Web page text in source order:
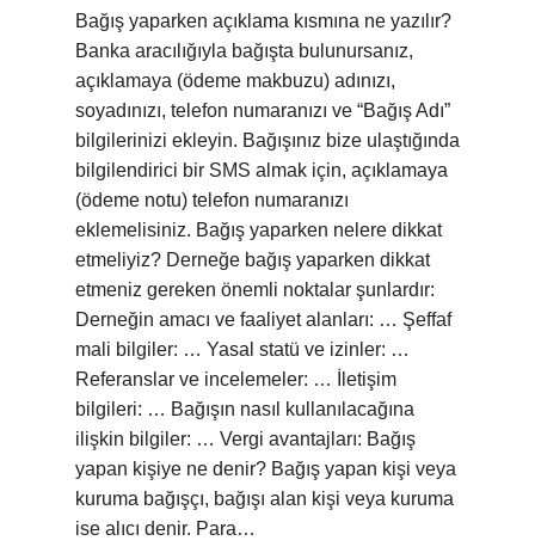
Bağış yaparken açıklama kısmına ne yazılır?
Banka aracılığıyla bağışta bulunursanız,
açıklamaya (ödeme makbuzu) adınızı,
soyadınızı, telefon numaranızı ve “Bağış Adı”
bilgilerinizi ekleyin. Bağışınız bize ulaştığında
bilgilendirici bir SMS almak için, açıklamaya
(ödeme notu) telefon numaranızı
eklemelisiniz. Bağış yaparken nelere dikkat
etmeliyiz? Derneğe bağış yaparken dikkat
etmeniz gereken önemli noktalar şunlardır:
Derneğin amacı ve faaliyet alanları: … Şeffaf
mali bilgiler: … Yasal statü ve izinler: …
Referanslar ve incelemeler: … İletişim
bilgileri: … Bağışın nasıl kullanılacağına
ilişkin bilgiler: … Vergi avantajları: Bağış
yapan kişiye ne denir? Bağış yapan kişi veya
kuruma bağışçı, bağışı alan kişi veya kuruma
ise alıcı denir. Para…